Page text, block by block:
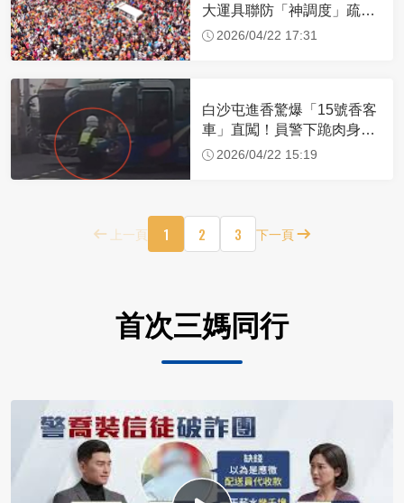
大運具聯防「神調度」疏運
32.1萬創新高
2026/04/22 17:31
白沙屯進香驚爆「15號香客
車」直闖！員警下跪肉身擋
車：讓行人先過
2026/04/22 15:19
上一頁 1 2 3 下一頁
首次三媽同行